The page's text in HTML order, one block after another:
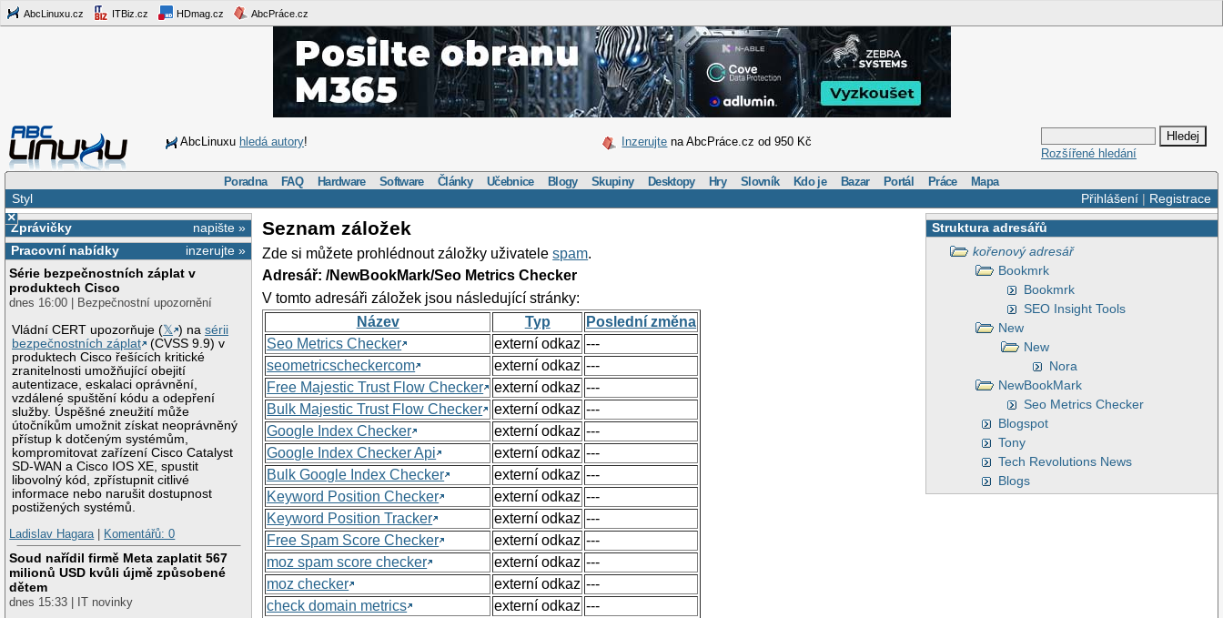
AbcLinuxu.cz ITBiz.cz HDmag.cz AbcPráce.cz
AbcLinuxu hledá autory! Inzerujte na AbcPráce.cz od 950 Kč
Rozšířené hledání
Poradna FAQ Hardware Software Články Učebnice Blogy Skupiny Desktopy Hry Slovník Kdo je Bazar Portál Práce Mapa
Přihlášení| Registrace
Styl
×
napište »
Zprávičky
inzerujte »
Pracovní nabídky
Série bezpečnostních záplat v
produktech Cisco
dnes 16:00 | Bezpečnostní upozornění
Vládní CERT upozorňuje (𝕏 ) nasérii
bezpečnostních záplat
(CVSS 9.9) v
produktech Cisco řešících kritické
zranitelnosti umožňující obejití
autentizace, eskalaci oprávnění,
vzdálené spuštění kódu a odepření
služby. Úspěšné zneužití může
útočníkům umožnit získat neoprávněný
přístup k dotčeným systémům,
kompromitovat zařízení Cisco Catalyst
SD-WAN a Cisco IOS XE, spustit
libovolný kód, zpřístupnit citlivé
informace nebo narušit dostupnost
postižených systémů.
Ladislav Hagara| Komentářů: 0
Soud nařídil firmě Meta zaplatit 567
milionů USD kvůli újmě způsobené
dětem
dnes 15:33 | IT novinky
Struktura adresářů
kořenový adresář
Bookmrk
Bookmrk
SEO Insight Tools
New
New
Nora
NewBookMark
Seo Metrics Checker
Blogspot
Tony
Tech Revolutions News
Blogs
Seznam záložek
Zde si můžete prohlédnout záložky uživatelespam.
Adresář: /NewBookMark/Seo Metrics Checker
V tomto adresáři záložek jsou následující stránky:
Název
Typ
Poslední změna
Seo Metrics Checker
externí odkaz ---
seometricscheckercom
externí odkaz ---
Free Majestic Trust Flow Checker
externí odkaz ---
Bulk Majestic Trust Flow Checker
externí odkaz ---
Google Index Checker
externí odkaz ---
Google Index Checker Api
externí odkaz ---
Bulk Google Index Checker
externí odkaz ---
Keyword Position Checker
externí odkaz ---
Keyword Position Tracker
externí odkaz ---
Free Spam Score Checker
externí odkaz ---
moz spam score checker
externí odkaz ---
moz checker
externí odkaz ---
check domain metrics
externí odkaz ---